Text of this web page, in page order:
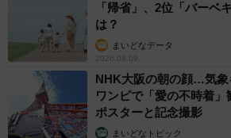
「帰省」、2位「バーベ
は？
まいどなデータ
2026.08.09
NHK大阪の朝の顔…気象
ワンピで「愛の不時着
ポスターと記念撮影
まいどなトピック